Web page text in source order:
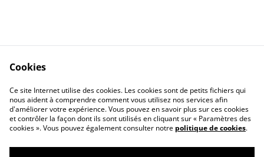
Contactez-nous
Conditions
Politique de confidentialité
Politique de cookies
Cookies
Ce site Internet utilise des cookies. Les cookies sont de petits fichiers qui
nous aident à comprendre comment vous utilisez nos services afin
d'améliorer votre expérience. Vous pouvez en savoir plus sur ces cookies
et contrôler la façon dont ils sont utilisés en cliquant sur « Paramètres des
cookies ». Vous pouvez également consulter notre politique de cookies.